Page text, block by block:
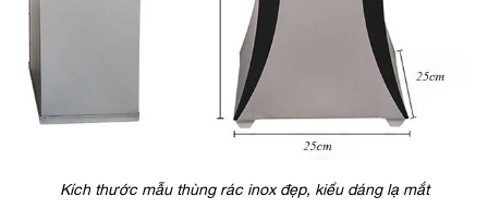
Kích thước mẫu thùng rác inox đẹp, kiểu dáng lạ mắt